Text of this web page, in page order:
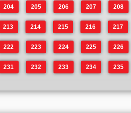
204 205 206 207 208
213 214 215 216 217
222 223 224 225 226
231 232 233 234 235